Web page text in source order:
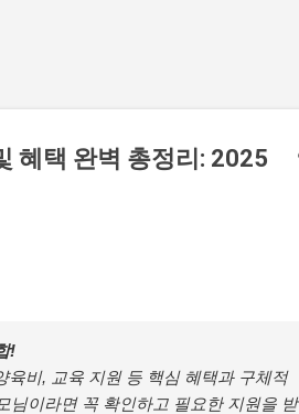
혜택 완벽 총정리: 2025
!
비, 교육 지원 등 핵심 혜택과 구체적
님이라면 꼭 확인하고 필요한 지원을 받